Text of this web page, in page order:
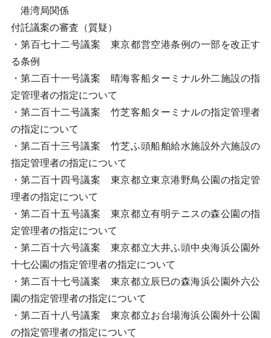
港湾局関係
付託議案の審査（質疑）
・第百七十二号議案 東京都営空港条例の一部を改正す
る条例
・第二百十一号議案 晴海客船ターミナル外二施設の指
定管理者の指定について
・第二百十二号議案 竹芝客船ターミナルの指定管理者
の指定について
・第二百十三号議案 竹芝ふ頭船舶給水施設外六施設の
指定管理者の指定について
・第二百十四号議案 東京都立東京港野鳥公園の指定管
理者の指定について
・第二百十五号議案 東京都立有明テニスの森公園の指
定管理者の指定について
・第二百十六号議案 東京都立大井ふ頭中央海浜公園外
十七公園の指定管理者の指定について
・第二百十七号議案 東京都立辰巳の森海浜公園外六公
園の指定管理者の指定について
・第二百十八号議案 東京都立お台場海浜公園外十公園
の指定管理者の指定について